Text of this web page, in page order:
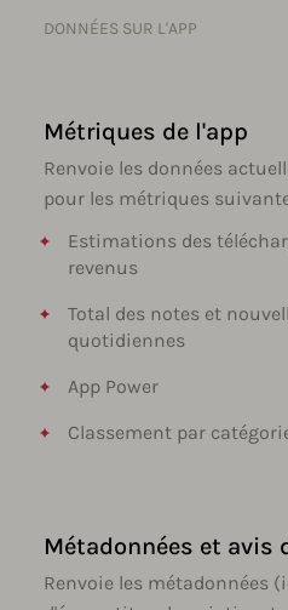
DONNÉES SUR L'APP
Métriques de l'app
Renvoie les données
pour les métriques
Estimations des
revenus
Total des notes et
quotidiennes
App Power
Classement par
Métadonnées et avis
Renvoie les métadonnées